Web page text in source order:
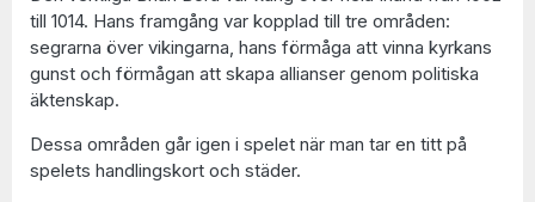
till 1014. Hans framgång var kopplad till tre områden:
segrarna över vikingarna, hans förmåga att vinna kyrkans
gunst och förmågan att skapa allianser genom politiska
äktenskap.
Dessa områden går igen i spelet när man tar en titt på
spelets handlingskort och städer.